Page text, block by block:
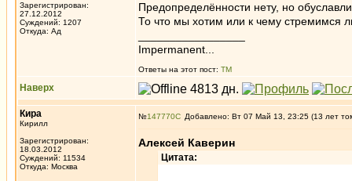
Зарегистрирован:
27.12.2012
Суждений: 1207
Откуда: Ад
Предопределённости нету, но
То что мы хотим или к чему стремимся
Impermanent...
Ответы на этот пост: ТМ
Наверх
Кира
Кирилл
Зарегистрирован:
18.03.2012
Суждений: 11534
Откуда: Москва
№147770 Добавлено: Вт 07 Май 13, 23:25 (13 лет
Алексей Каверин
Цитата: